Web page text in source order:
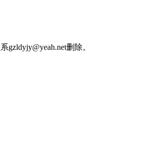
删除。